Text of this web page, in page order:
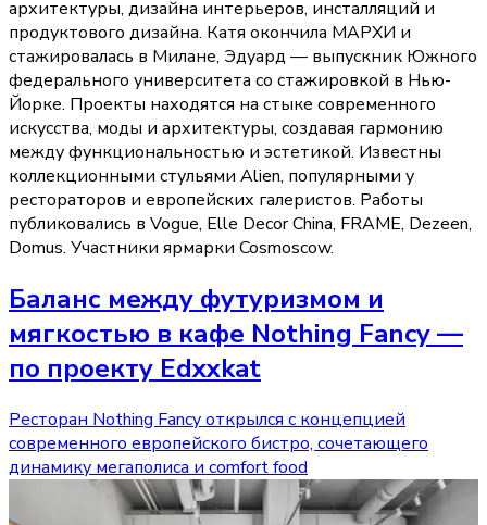
архитектуры, дизайна интерьеров, инсталляций и
продуктового дизайна. Катя окончила МАРХИ и
стажировалась в Милане, Эдуард — выпускник Южного
федерального университета со стажировкой в Нью-
Йорке. Проекты находятся на стыке современного
искусства, моды и архитектуры, создавая гармонию
между функциональностью и эстетикой. Известны
коллекционными стульями Alien, популярными у
рестораторов и европейских галеристов. Работы
публиковались в Vogue, Elle Decor China, FRAME, Dezeen,
Domus. Участники ярмарки Cosmoscow.
Баланс между футуризмом и
мягкостью в кафе Nothing Fancy —
по проекту Edxxkat
Ресторан Nothing Fancy открылся с концепцией
современного европейского бистро, сочетающего
динамику мегаполиса и comfort food